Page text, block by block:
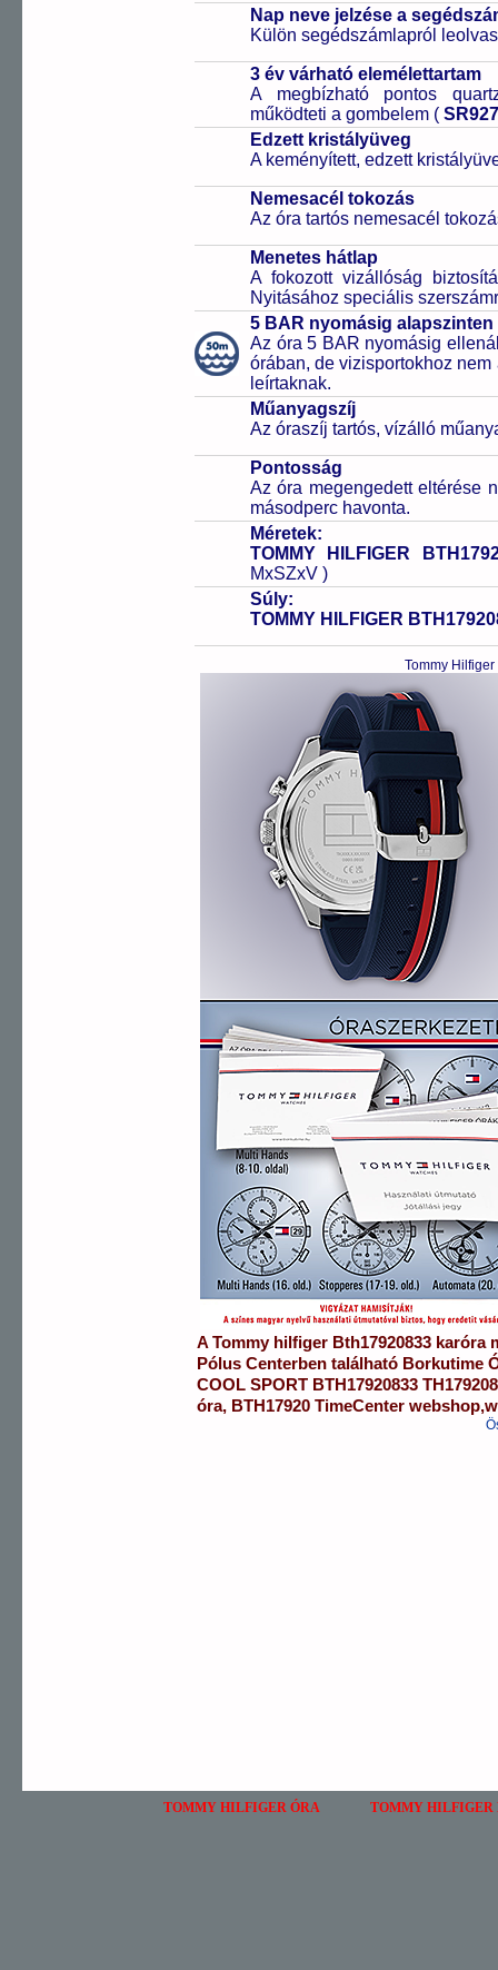
Nap neve jelzése a
Külön segédszámlapról
3 év várható elemélettartam
A megbízható pontos
működteti a gombelem (
Edzett kristályüveg
A keményített, edzett
Nemesacél tokozás
Az óra tartós nemesacél
Menetes hátlap
A fokozott vizállóság
Nyitásához speciális
5 BAR nyomásig alapszinten
Az óra 5 BAR nyomásig
órában, de vizisportokhoz
leírtaknak.
Műanyagszíj
Az óraszíj tartós, vízálló
Pontosság
Az óra megengedett eltérése
másodperc havonta.
Méretek:
TOMMY HILFIGER
MxSZxV )
Súly:
TOMMY HILFIGER
Tommy
ATommy hilfiger Bth17920833 karóra
Pólus Centerben található Borkutime
COOL SPORT BTH17920833
óra, BTH17920 TimeCenter webshop,
TOMMY HILFIGER ÓRA TOMMY HILFIGER